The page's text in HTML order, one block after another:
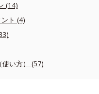
(14)
ト (4)
い方） (57)